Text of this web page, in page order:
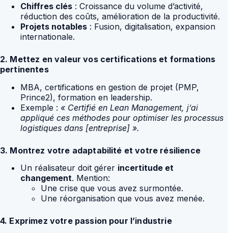
Chiffres clés : Croissance du volume d’activité,
réduction des coûts, amélioration de la productivité.
Projets notables : Fusion, digitalisation, expansion
internationale.
2. Mettez en valeur vos certifications et formations
pertinentes
MBA, certifications en gestion de projet (PMP,
Prince2), formation en leadership.
Exemple : « Certifié en Lean Management, j’ai
appliqué ces méthodes pour optimiser les processus
logistiques dans [entreprise] ».
3. Montrez votre adaptabilité et votre résilience
Un réalisateur doit gérer incertitude et
changement. Mention:
Une crise que vous avez surmontée.
Une réorganisation que vous avez menée.
4. Exprimez votre passion pour l’industrie